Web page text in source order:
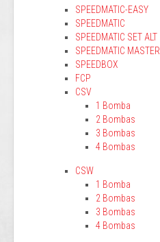
SPEEDMATIC-EASY
SPEEDMATIC
SPEEDMATIC SET ALT
SPEEDMATIC MASTER
SPEEDBOX
FCP
CSV
1 Bomba
2 Bombas
3 Bombas
4 Bombas
CSW
1 Bomba
2 Bombas
3 Bombas
4 Bombas